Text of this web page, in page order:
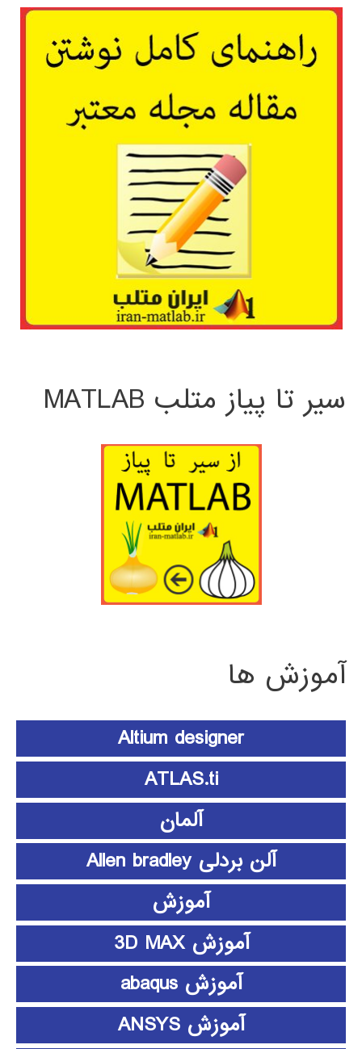
سیر تا پیاز متلب MATLAB
آموزش ها
Altium designer
ATLAS.ti
آلمان
آلن بردلی Allen bradley
آموزش
آموزش 3D MAX
آموزش abaqus
آموزش ANSYS